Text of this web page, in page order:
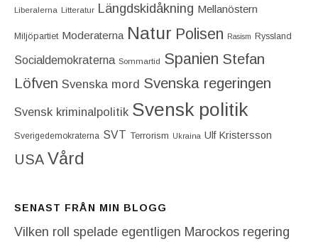
Liberalerna Litteratur Längdskidåkning Mellanöstern
Miljöpartiet Moderaterna Natur Polisen Rasism Ryssland
Socialdemokraterna Sommartid Spanien Stefan
Löfven Svenska mord Svenska regeringen
Svensk kriminalpolitik Svensk politik
Sverigedemokraterna SVT Terrorism Ukraina Ulf Kristersson
USA Vård
SENAST FRÅN MIN BLOGG
Vilken roll spelade egentligen Marockos regering